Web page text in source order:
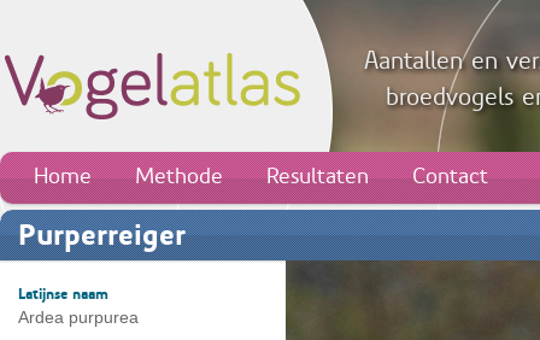
Aantallen en
broedvogels
Home Methode Resultaten Contact
Purperreiger
Latijnse naam
Ardea purpurea